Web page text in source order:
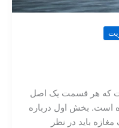
از 3 قسمت است که هر قسمت یک اصل
است. بخش اول درباره
باید در نظر